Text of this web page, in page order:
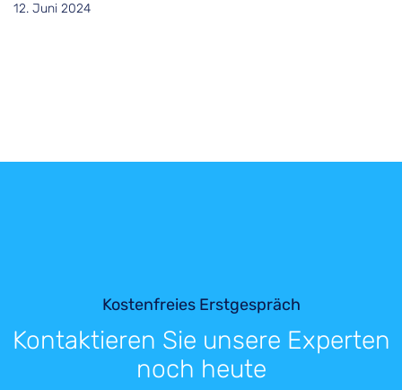
12. Juni 2024
Kostenfreies Erstgespräch
Kontaktieren Sie unsere Experten
noch heute